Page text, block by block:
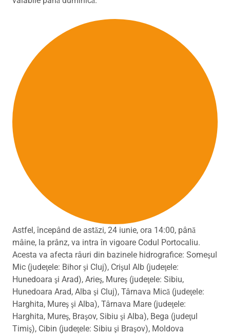
Astfel, începând de astăzi, 24 iunie, ora 14:00, până
mâine, la prânz, va intra în vigoare Codul Portocaliu.
Acesta va afecta râuri din bazinele hidrografice: Someşul
Mic (judeţele: Bihor şi Cluj), Crişul Alb (judeţele:
Hunedoara şi Arad), Arieş, Mureş (judeţele: Sibiu,
Hunedoara Arad, Alba şi Cluj), Târnava Mică (judeţele:
Harghita, Mureş şi Alba), Târnava Mare (judeţele:
Harghita, Mureş, Braşov, Sibiu şi Alba), Bega (judeţul
Timiş), Cibin (judeţele: Sibiu şi Braşov), Moldova